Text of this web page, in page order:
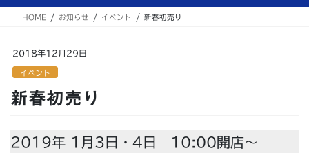
ス
ン
HOME お知らせ イベント 新春初売り
2018年12月29日
イベント
新春初売り
2019年 1月3日・4日 10:00開店〜